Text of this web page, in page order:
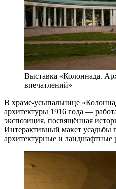
Выставка «Колоннада.
впечатлений»
В храме-усыпальнице
архитектуры 1916 года —
экспозиция, посвящённая
Интерактивный макет усадьбы
архитектурные и ландшафтные